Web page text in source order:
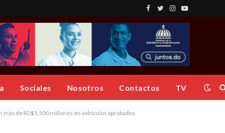
Facebook
TwitterInstagram
YouTube
Sociales Nosotros Contactos TV
de RD$5,500 millones en vehículos aprobados